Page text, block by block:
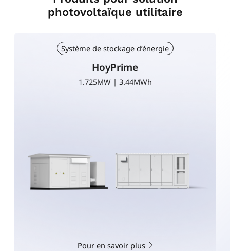
photovoltaïque utilitaire
Système de stockage d’énergie
HoyPrime
5MW | 10MWh
Pour en savoir plus